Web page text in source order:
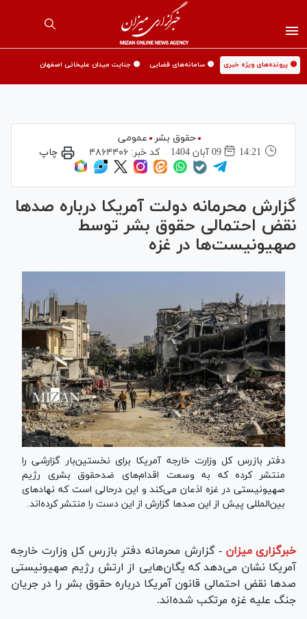
🟡 پرونده‌های ویژه خبری 🟡 سامانه‌های قضایی 🟡 جنایت میدان علیخانی اصفهان
حقوق بشر
عمومی
14:21
09 آبان 1404 کد خبر: ۴۸۶۴۴۰۶ چاپ
گزارش محرمانه دولت آمریکا درباره صد‌ها
نقض احتمالی حقوق بشر توسط
صهیونیست‌ها در غزه
دفتر بازرس کل وزارت خارجه آمریکا برای نخستین‌بار گزارشی را
منتشر کرده که به وسعت اقدام‌های ضدحقوق بشری رژیم
صهیونیستی در غزه اذعان می‌کند و این درحالی است که نهاد‌های
بین‌المللی پیش از این صد‌ها گزارش از این دست را منتشر کرده‌اند.
خبرگزاری میزان - گزارش محرمانه دفتر بازرس کل وزارت خارجه
آمریکا نشان می‌دهد که یگان‌هایی از ارتش رژیم صهیونیستی
صد‌ها نقض احتمالی قانون آمریکا درباره حقوق بشر را در جریان
جنگ علیه غزه مرتکب شده‌اند.